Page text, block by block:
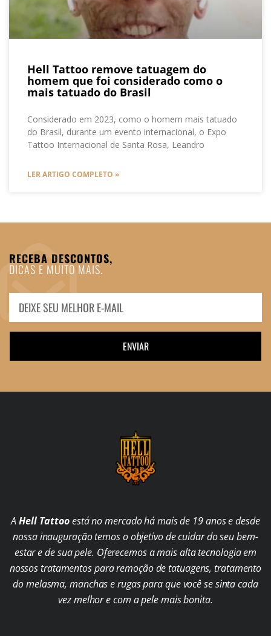
Hell Tattoo remove tatuagem do
homem que foi considerado como o
mais tatuado do Brasil
Considerado em 2023, como o homem mais tatuado
do Brasil, durante um evento internacional, o Expo
Tattoo Internacional de Santa Rosa, Leandro
LER ARTIGO COMPLETO »
RECEBA DESCONTOS,
DICAS E MUITO MAIS.
ENVIAR
AHell Tattooestá no mercado há mais de 19 anos e desde
nossa inauguração temos o objetivo de cuidar do seu bem-
estar e de sua pele. Oferecemos a mais alta tecnologia em
nossos tratamentos para remoção de tatuagens, tratamento
do melasma, manchas e rugas para que você se sinta cada
vez melhor e com a pele mais bonita.